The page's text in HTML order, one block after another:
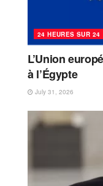
24 HEURES SUR 24
L’Union
à l’Égypte
July 31, 2026